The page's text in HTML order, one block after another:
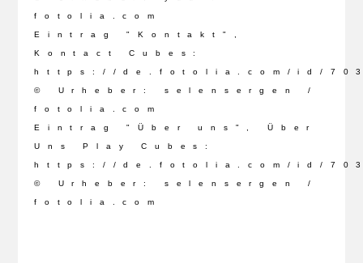
fotolia.com
Eintrag "Kontakt",
Kontact Cubes:
https://de.fotolia.com/id/
© Urheber: selensergen /
fotolia.com
Eintrag "Über uns", Über
Uns Play Cubes:
https://de.fotolia.com/id/
© Urheber: selensergen /
fotolia.com